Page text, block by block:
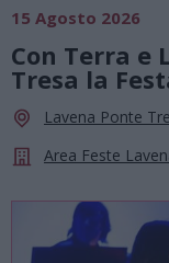
15 Agosto 2026
Con Terra e
Tresa la
Lavena Ponte
Area Feste